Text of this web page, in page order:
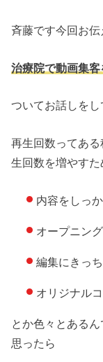
斉藤です今回お伝
治療院で動画集客
ついてお話しをし
再生回数ってあ
生回数を増やすた
内容をしっ
オープニン
編集にきっ
オリジナル
とか色々とある
思ったら